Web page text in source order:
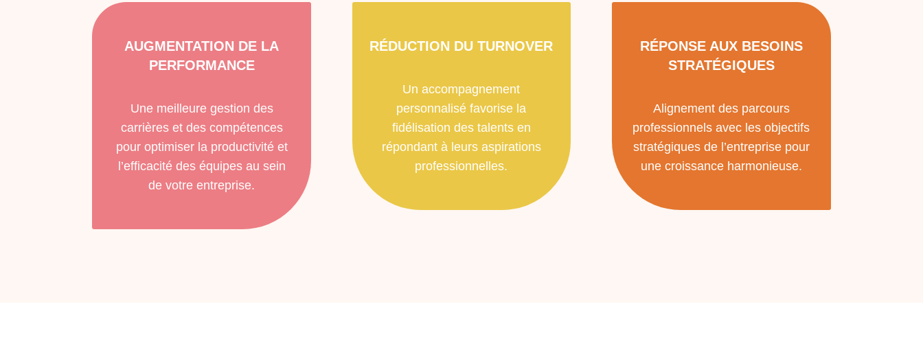
AUGMENTATION DE LA
PERFORMANCE
Une meilleure gestion des
carrières et des compétences
pour optimiser la productivité et
l’efficacité des équipes au sein
de votre entreprise.
RÉDUCTION DU TURNOVER
Un accompagnement
personnalisé favorise la
fidélisation des talents en
répondant à leurs aspirations
professionnelles.
RÉPONSE AUX BESOINS
STRATÉGIQUES
Alignement des parcours
professionnels avec les objectifs
stratégiques de l’entreprise pour
une croissance harmonieuse.